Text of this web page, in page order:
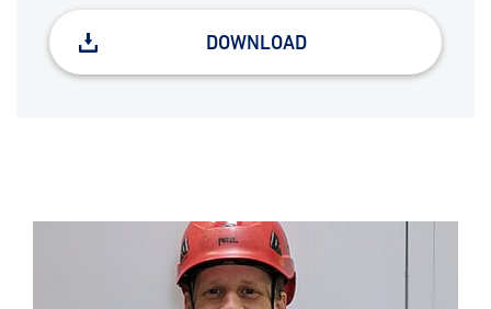
DOWNLOAD